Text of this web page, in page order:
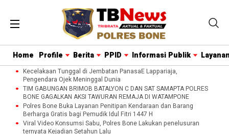
Home Profile Berita PPID Informasi Publik
Kecelakaan Tunggal di Jembatan PanasaE Lappariaja,
Pengendara Ojek Meninggal Dunia
TIM GABUNGAN BRIMOB BATALYON C DAN SAT SAMAPTA POLRES
BONE GAGALKAN AKSI TAWURAN REMAJA DI WATAMPONE
Polres Bone Buka Layanan Penitipan Kendaraan dan Barang
Berharga Gratis bagi Pemudik Idul Fitri 1447 H
Viral Video Konsumsi Sabu, Polres Bone Lakukan penelusuran
ternyata Kejadian Setahun Lalu